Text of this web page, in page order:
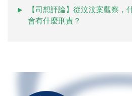
【司想評論】從汶汶案觀察，
會有什麼刑責？